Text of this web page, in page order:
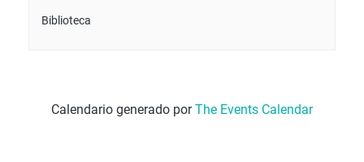
Biblioteca
Calendario generado porThe Events Calendar